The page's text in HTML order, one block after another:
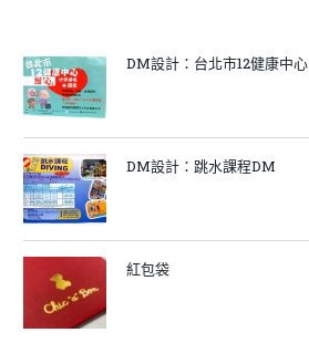
DM設計：台北市12健康中心
DM設計：跳水課程DM
紅包袋